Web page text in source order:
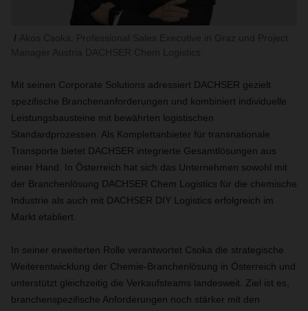
Mit seinen Corporate Solutions adressiert DACHSER gezielt
spezifische Branchenanforderungen und kombiniert individuelle
Leistungsbausteine mit bewährten logistischen
Standardprozessen. Als Komplettanbieter für transnationale
Transporte bietet DACHSER integrierte Gesamtlösungen aus
einer Hand. In Österreich hat sich das Unternehmen sowohl mit
der Branchenlösung DACHSER Chem Logistics für die chemische
Industrie als auch mit DACHSER DIY Logistics erfolgreich im
Markt etabliert.
In seiner erweiterten Rolle verantwortet Csoka die strategische
Weiterentwicklung der Chemie-Branchenlösung in Österreich und
unterstützt gleichzeitig die Verkaufsteams landesweit. Ziel ist es,
branchenspezifische Anforderungen noch stärker mit den